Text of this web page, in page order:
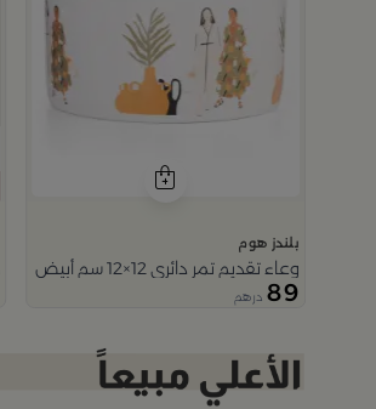
بلندز هوم
وعاء تقديم تمر دائري 12×12 سم أبيض وبرتقالي من الخزف الحجري بغطاء من المدينة القديمة
89 درهم